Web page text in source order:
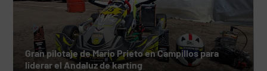
Gran pilotaje de Mario Prieto en Campillos para
liderar el Andaluz de karting